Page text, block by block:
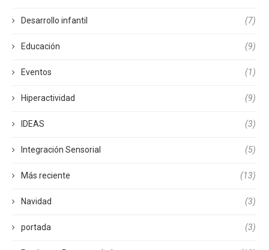
Desarrollo infantil (7)
Educación (9)
Eventos (1)
Hiperactividad (9)
IDEAS (3)
Integración Sensorial (5)
Más reciente (13)
Navidad (3)
portada (3)